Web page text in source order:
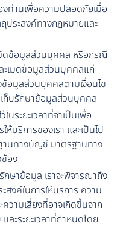
ท่านเพื่อความปลอดภัยเมื่อ
ประสงค์ทางกฎหมายและ
ดข้อมูลส่วนบุคคล หรือกรณี
ะเมิดข้อมูลส่วนบุคคลแก่
อมูลส่วนบุคคลตามเงื่อนไข
เก็บรักษาข้อมูลส่วนบุคคล
นระยะเวลาที่จำเป็นเพื่อ
ห้บริการของเรา และเป็นไป
านทางบัญชี มาตรฐานทาง
อง
กษาข้อมูล เราจะพิจารณาถึง
งค์ในการให้บริการ ความ
วามเสี่ยงที่อาจเกิดขึ้นจาก
ะระยะเวลาที่กำหนดโดย